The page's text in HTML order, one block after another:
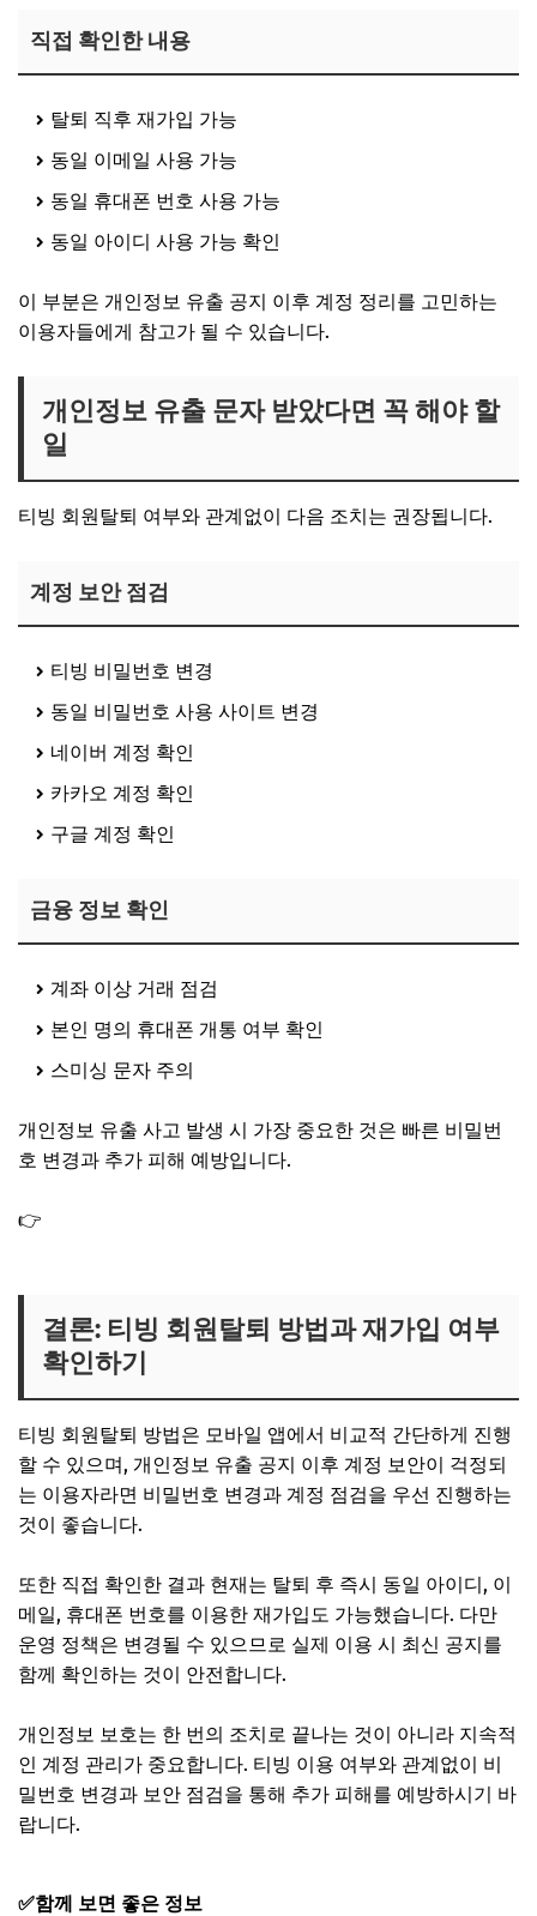
직접 확인한 내용
탈퇴 직후 재가입 가능
동일 이메일 사용 가능
동일 휴대폰 번호 사용 가능
동일 아이디 사용 가능 확인
이 부분은 개인정보 유출 공지 이후 계정 정리를 고민하는
이용자들에게 참고가 될 수 있습니다.
개인정보 유출 문자 받았다면 꼭 해야 할
일
티빙 회원탈퇴 여부와 관계없이 다음 조치는 권장됩니다.
계정 보안 점검
티빙 비밀번호 변경
동일 비밀번호 사용 사이트 변경
네이버 계정 확인
카카오 계정 확인
구글 계정 확인
금융 정보 확인
계좌 이상 거래 점검
본인 명의 휴대폰 개통 여부 확인
스미싱 문자 주의
개인정보 유출 사고 발생 시 가장 중요한 것은 빠른 비밀번
호 변경과 추가 피해 예방입니다.
👉
결론: 티빙 회원탈퇴 방법과 재가입 여부
확인하기
티빙 회원탈퇴 방법은 모바일 앱에서 비교적 간단하게 진행
할 수 있으며, 개인정보 유출 공지 이후 계정 보안이 걱정되
는 이용자라면 비밀번호 변경과 계정 점검을 우선 진행하는
것이 좋습니다.
또한 직접 확인한 결과 현재는 탈퇴 후 즉시 동일 아이디, 이
메일, 휴대폰 번호를 이용한 재가입도 가능했습니다. 다만
운영 정책은 변경될 수 있으므로 실제 이용 시 최신 공지를
함께 확인하는 것이 안전합니다.
개인정보 보호는 한 번의 조치로 끝나는 것이 아니라 지속적
인 계정 관리가 중요합니다. 티빙 이용 여부와 관계없이 비
밀번호 변경과 보안 점검을 통해 추가 피해를 예방하시기 바
랍니다.
✅함께 보면 좋은 정보